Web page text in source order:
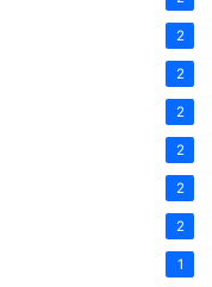
2
2
2
2
2
2
1